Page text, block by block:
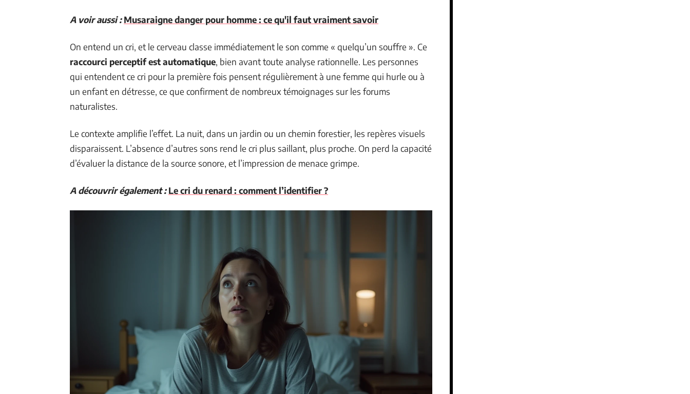
A voir aussi : Musaraigne danger pour homme : ce qu'il faut vraiment savoir
On entend un cri, et le cerveau classe immédiatement le son comme « quelqu’un souffre ». Ce
raccourci perceptif est automatique, bien avant toute analyse rationnelle. Les personnes
qui entendent ce cri pour la première fois pensent régulièrement à une femme qui hurle ou à
un enfant en détresse, ce que confirment de nombreux témoignages sur les forums
naturalistes.
Le contexte amplifie l’effet. La nuit, dans un jardin ou un chemin forestier, les repères visuels
disparaissent. L’absence d’autres sons rend le cri plus saillant, plus proche. On perd la capacité
d’évaluer la distance de la source sonore, et l’impression de menace grimpe.
A découvrir également : Le cri du renard : comment l’identifier ?